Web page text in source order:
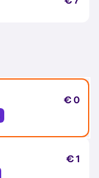
€ 0
€ 1